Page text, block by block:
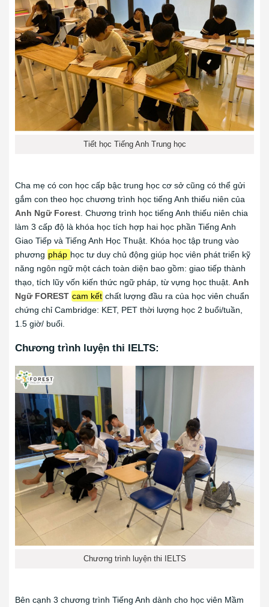
Tiết học Tiếng Anh Trung học
Cha mẹ có con học cấp bậc trung học cơ sở cũng có thể gửi
gắm con theo học chương trình học tiếng Anh thiếu niên của
Anh Ngữ Forest . Chương trình học tiếng Anh thiếu niên chia
làm 3 cấp độ là khóa học tích hợp hai học phần Tiếng Anh
Giao Tiếp và Tiếng Anh Học Thuật. Khóa học tập trung vào
phương pháp học tư duy chủ động giúp học viên phát triển kỹ
năng ngôn ngữ một cách toàn diện bao gồm: giao tiếp thành
thạo, tích lũy vốn kiến thức ngữ pháp, từ vựng học thuật. Anh
Ngữ FOREST cam kết chất lượng đầu ra của học viên chuẩn
chứng chỉ Cambridge: KET, PET thời lượng học 2 buổi/tuần,
1.5 giờ/ buổi.
Chương trình luyện thi IELTS:
Chương trình luyện thi IELTS
Bên cạnh 3 chương trình Tiếng Anh dành cho học viên Mầm